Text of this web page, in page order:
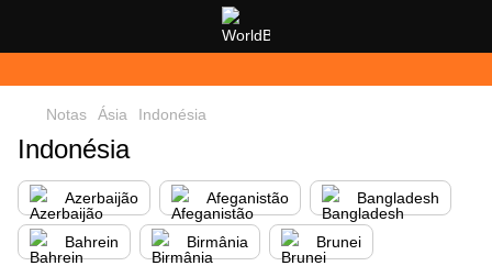
Notas Ásia Indonésia
Indonésia
Azerbaijão Afeganistão Bangladesh
Bahrein Birmânia Brunei